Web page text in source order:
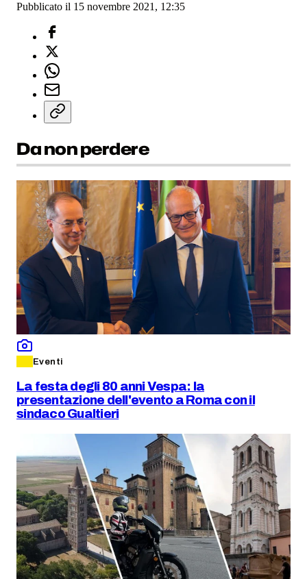
Pubblicato il 15 novembre 2021, 12:35
Da non perdere
Eventi
La festa degli 80 anni Vespa: la
presentazione dell'evento a Roma con il
sindaco Gualtieri